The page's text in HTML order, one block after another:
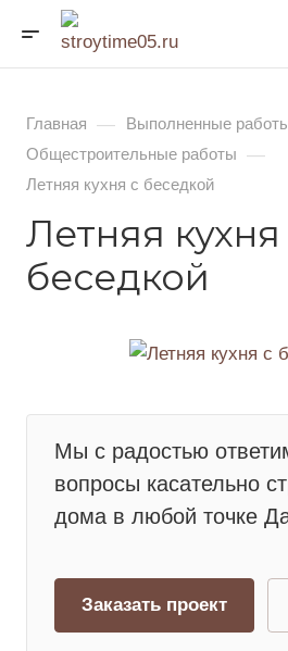
Главная — Выполненные
Общестроительные работы —
Летняя кухня с беседкой
Летняя кухня
беседкой
Мы с радостью
вопросы касательно
дома в любой точке
Заказать проект